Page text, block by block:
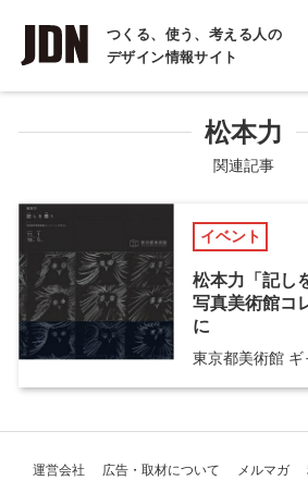
つくる、使う、考える人の
デザイン情報サイト
INTERVIEW
インタビュー
COLUMN
松本力
関連記事
イベント
松本力「記し
写真美術館コ
に
東京都美術館 ギ
運営会社 広告・取材について メルマガ